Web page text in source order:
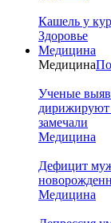
Кашель у
Здоровье
Медицина
Медицина
Ученые
дирижируют
замечали
Медицина
Дефицит
Медицина